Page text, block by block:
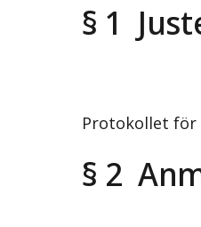
§ 1
Protokollet för
§ 2